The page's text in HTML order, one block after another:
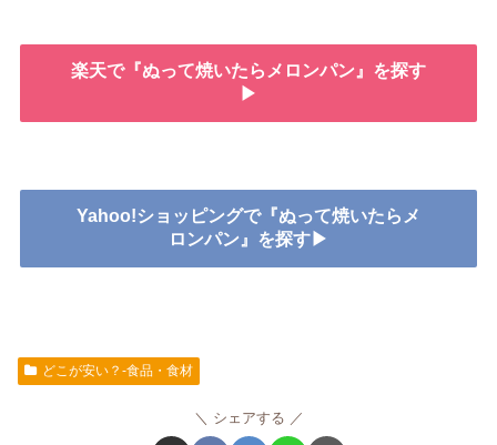
楽天で『ぬって焼いたらメロンパン』を探す
▶
Yahoo!ショッピングで『ぬって焼いたらメ
ロンパン』を探す▶
どこが安い？-食品・食材
シェアする